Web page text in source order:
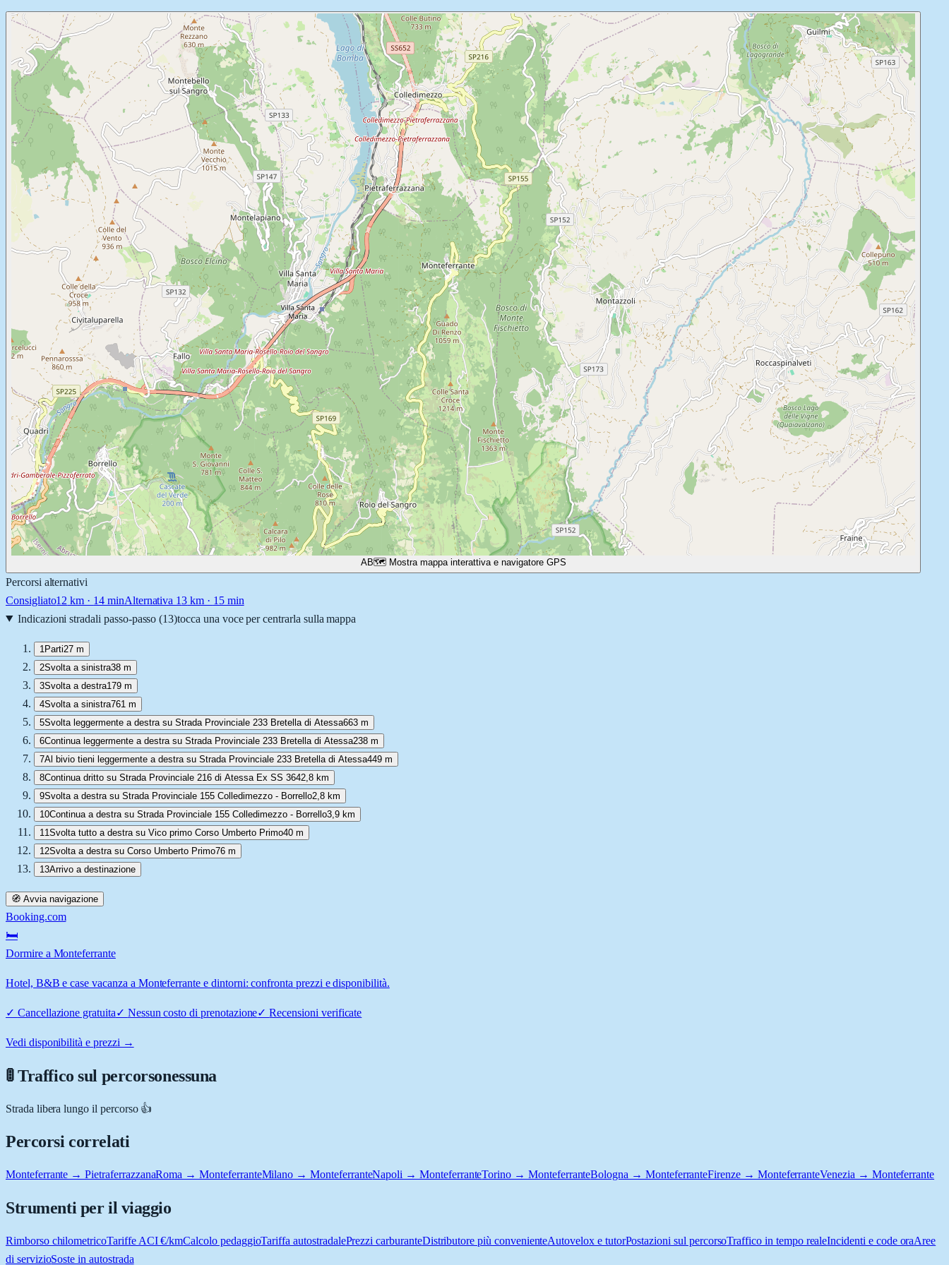
AB🗺️ Mostra mappa interattiva e navigatore GPS
Percorsi alternativi
Consigliato12 km · 14 minAlternativa 13 km · 15 min
Indicazioni stradali passo-passo (13)tocca una voce per centrarla sulla mappa
1 Parti27 m
2Svolta a sinistra38 m
3Svolta a destra179 m
4Svolta a sinistra761 m
5Svolta leggermente a destra su Strada Provinciale 233 Bretella di Atessa663 m
6Continua leggermente a destra su Strada Provinciale 233 Bretella di Atessa238 m
7Al bivio tieni leggermente a destra su Strada Provinciale 233 Bretella di Atessa449 m
8Continua dritto su Strada Provinciale 216 di Atessa Ex SS 3642,8 km
9Svolta a destra su Strada Provinciale 155 Colledimezzo - Borrello2,8 km
10Continua a destra su Strada Provinciale 155 Colledimezzo - Borrello3,9 km
11Svolta tutto a destra su Vico primo Corso Umberto Primo40 m
12Svolta a destra su Corso Umberto Primo76 m
13Arrivo a destinazione
🧭 Avvia navigazione
Booking.com
🛏️
Dormire a Monteferrante
Hotel, B&B e case vacanza a Monteferrante e dintorni: confronta prezzi e disponibilità.
✓ Cancellazione gratuita✓ Nessun costo di prenotazione✓Recensioni verificate
Vedi disponibilità e prezzi →
🚦 Traffico sul percorsonessuna
Strada libera lungo il percorso 👍
Percorsi correlati
Monteferrante → PietraferrazzanaRoma → MonteferranteMilano → MonteferranteNapoli → MonteferranteTorino → MonteferranteBologna → MonteferranteFirenze → MonteferranteVenezia → Monteferrante
Strumenti per il viaggio
Rimborso chilometricoTariffe ACI €/kmCalcolo pedaggioTariffa autostradalePrezzi carburanteDistributore più convenienteAutovelox e tutorPostazioni sul percorsoTraffico in tempo realeIncidenti e code oraAree
di servizioSoste in autostrada